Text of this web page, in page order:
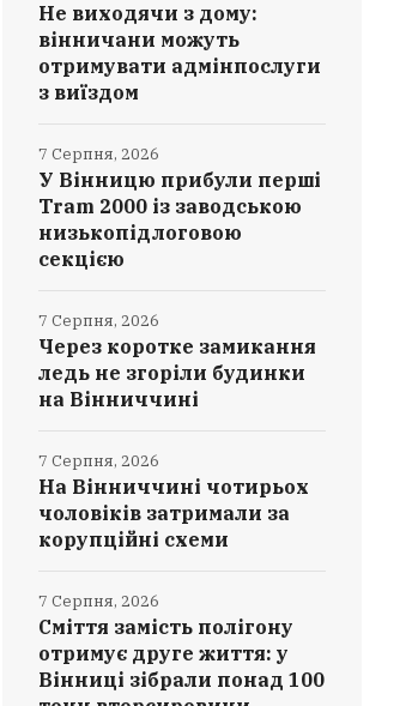
Не виходячи з дому:
вінничани можуть
отримувати адмінпослуги
з виїздом
У Вінницю прибули перші
Tram 2000 із заводською
низькопідлоговою
секцією
7 Серпня, 2026
Через коротке замикання
ледь не згоріли будинки
на Вінниччині
7 Серпня, 2026
На Вінниччині чотирьох
чоловіків затримали за
корупційні схеми
7 Серпня, 2026
Сміття замість полігону
отримує друге життя: у
Вінниці зібрали понад 100
7 Серпня, 2026